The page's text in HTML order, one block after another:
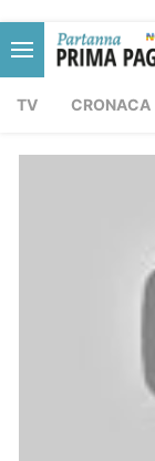
TV CRONACA